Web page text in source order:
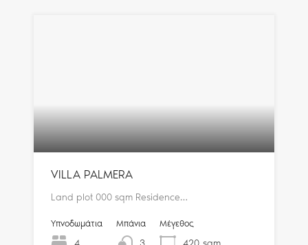
VILLA PALMERA
Land plot 000 sqm Residence…
Υπνοδωμάτια Μπάνια Μέγεθος